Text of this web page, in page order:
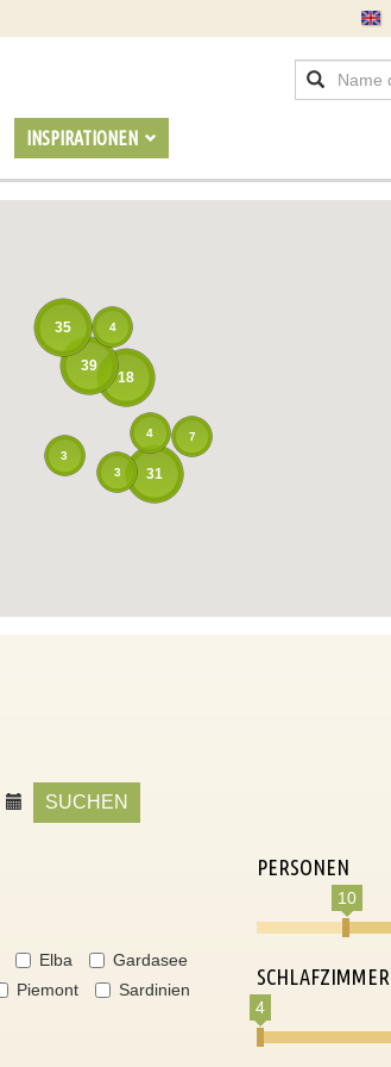
INSPIRATIONEN
18
39
4
31
4
35
7
3
3
SUCHEN
Elba
Gardasee
Piemont
Sardinien
PERSONEN
10
SCHLAFZIMMER
4